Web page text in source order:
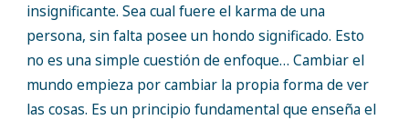
insignificante. Sea cual fuere el karma de una
persona, sin falta posee un hondo significado. Esto
no es una simple cuestión de enfoque… Cambiar el
mundo empieza por cambiar la propia forma de ver
las cosas. Es un principio fundamental que enseña el